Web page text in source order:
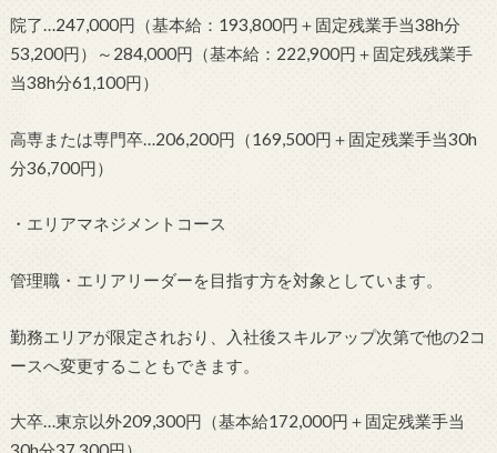
院了…247,000円（基本給：193,800円＋固定残業手当38h分
53,200円）～284,000円（基本給：222,900円＋固定残残業手
当38h分61,100円）
高専または専門卒…206,200円（169,500円＋固定残業手当30h
分36,700円）
・エリアマネジメントコース
管理職・エリアリーダーを目指す方を対象としています。
勤務エリアが限定されおり、入社後スキルアップ次第で他の2コ
ースへ変更することもできます。
大卒…東京以外209,300円（基本給172,000円＋固定残業手当